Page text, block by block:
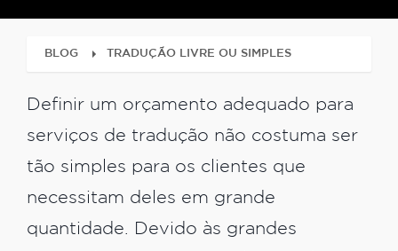
BLOG TRADUÇÃO LIVRE OU SIMPLES
Definir um orçamento adequado para
serviços de tradução não costuma ser
tão simples para os clientes que
necessitam deles em grande
quantidade. Devido às grandes